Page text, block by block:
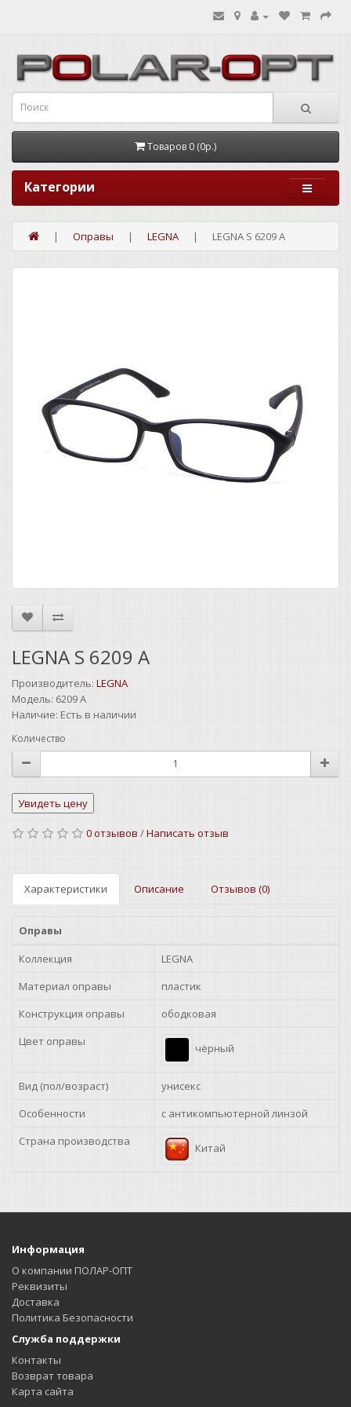
Товаров 0 (0р.)
Категории
Оправы LEGNA LEGNA S 6209 A
LEGNA S 6209 A
Производитель: LEGNA
Модель: 6209 A
Наличие: Есть в наличии
Количество
0 отзывов /Написать отзыв
Характеристики Описание Отзывов (0)
Оправы
Коллекция
LEGNA
Материал оправы
пластик
Конструкция оправы
ободковая
Цвет оправы
чёрный
Вид (пол/возраст)
унисекс
Особенности
с антикомпьютерной линзой
Страна производства
Китай
Информация
О компании ПОЛАР-ОПТ
Реквизиты
Доставка
Политика Безопасности
Служба поддержки
Контакты
Возврат товара
Карта сайта